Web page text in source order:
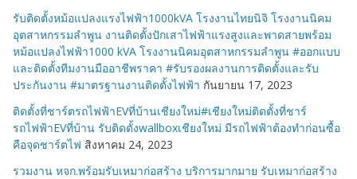
รับติดตั้งหม้อแปลงแรงไฟฟ้า1000kVA โรงงานไทยนิจิ โรงงานนิคม
อุตสาหกรรมลำพูน งานติดตั้งปักเสาไฟฟ้าแรงสูงและพาดสายพร้อม
หม้อแปลงไฟฟ้า1000 kVA โรงงานนิคมอุตสาหกรรมลำพูน #ออกแบบ
และติดตั้งทีมงานมืออาชีพราคา #รับรองผลงานการติดตั้งและรับ
ประกันงาน #มาตรฐานงานติดตั้งไฟฟ้า กันยายน 17, 2023
ติดตั้งที่ชาร์ตรถไฟฟ้าEVที่บ้านเชียงใหม่#เชียงใหม่ติดตั้งที่ชาร์
รถไฟฟ้าEVที่บ้าน รับติดตั้งwallboxเชียงใหม่ มีรถไฟฟ้าต้องทำก่อนซื้อ
คือจุดชาร์ตไฟ สิงหาคม 24, 2023
รวมงาน หจก.พร้อมรับเหมาก่อสร้าง บริการมากมาย รับเหมาก่อสร้าง